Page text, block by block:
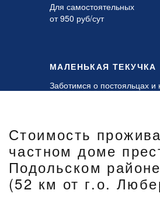
Для самостоятельных
от 950 руб/сут
МАЛЕНЬКАЯ ТЕКУЧКА
Заботимся о постояльцах
Стоимость
частном доме
Подольском районе
(52 км от г.о.